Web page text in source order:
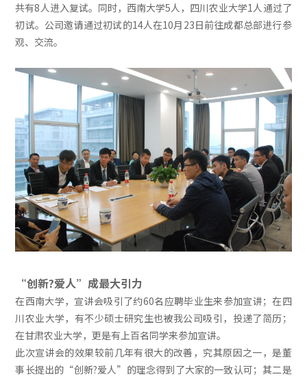
共有8人进入复试。同时，西南大学5人，四川农业大学1人通过了
初试。公司邀请通过初试的14人在10月23日前往成都总部进行参
观、交流。
“创新?爱人”成最大引力
在西南大学，宣讲会吸引了约60名应聘毕业生来参加宣讲；在四
川农业大学，有不少硕士研究生也被我公司吸引，投递了简历；
在甘肃农业大学，更是有上百名同学来参加宣讲。
此次宣讲会的效果较前几年有很大的改善，究其原因之一，是董
事长提出的“创新?爱人”的理念得到了大家的一致认可；其二是